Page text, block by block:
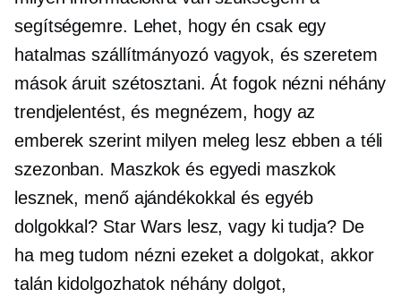
segítségemre. Lehet, hogy én csak egy
hatalmas szállítmányozó vagyok, és szeretem
mások áruit szétosztani. Át fogok nézni néhány
trendjelentést, és megnézem, hogy az
emberek szerint milyen meleg lesz ebben a téli
szezonban. Maszkok és egyedi maszkok
lesznek, menő ajándékokkal és egyéb
dolgokkal? Star Wars lesz, vagy ki tudja? De
ha meg tudom nézni ezeket a dolgokat, akkor
talán kidolgozhatok néhány dolgot,